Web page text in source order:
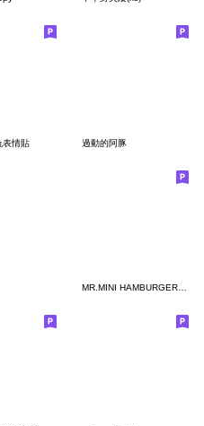
表情貼 過動的阿豚
MR.MINI HAMBURGER Emoji